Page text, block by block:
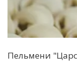
Пельмени